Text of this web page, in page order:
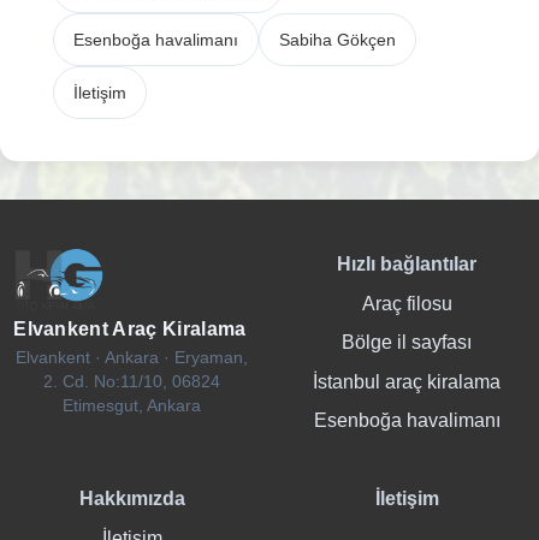
Esenboğa havalimanı Sabiha Gökçen
İletişim
Elvankent Araç Kiralama
Elvankent · Ankara · Eryaman,
2. Cd. No:11/10, 06824
Etimesgut, Ankara
Hızlı bağlantılar
Araç filosu
Bölge il sayfası
İstanbul araç kiralama
Esenboğa havalimanı
Hakkımızda
İletişim